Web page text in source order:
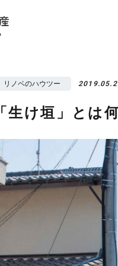
リノベのハウツー
「生け垣」とは